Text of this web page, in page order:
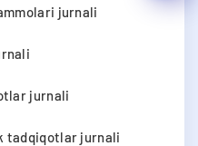
jurnali
jurnali
tadqiqotlar jurnali